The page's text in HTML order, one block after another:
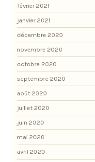
février 2021
janvier 2021
décembre 2020
novembre 2020
octobre 2020
septembre 2020
août 2020
juillet 2020
juin 2020
mai 2020
avril 2020